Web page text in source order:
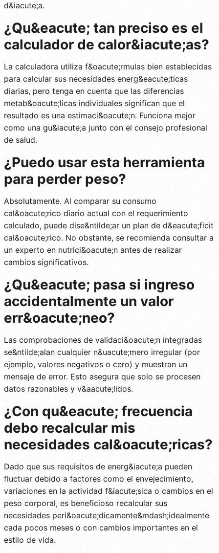
d&iacute;a.
¿Qu&eacute; tan preciso es el
calculador de calor&iacute;as?
La calculadora utiliza f&oacute;rmulas bien establecidas
para calcular sus necesidades energ&eacute;ticas
diarias, pero tenga en cuenta que las diferencias
metab&oacute;licas individuales significan que el
resultado es una estimaci&oacute;n. Funciona mejor
como una gu&iacute;a junto con el consejo profesional
de salud.
¿Puedo usar esta herramienta
para perder peso?
Absolutamente. Al comparar su consumo
cal&oacute;rico diario actual con el requerimiento
calculado, puede dise&ntilde;ar un plan de d&eacute;ficit
cal&oacute;rico. No obstante, se recomienda consultar a
un experto en nutrici&oacute;n antes de realizar
cambios significativos.
¿Qu&eacute; pasa si ingreso
accidentalmente un valor
err&oacute;neo?
Las comprobaciones de validaci&oacute;n integradas
se&ntilde;alan cualquier n&uacute;mero irregular (por
ejemplo, valores negativos o cero) y muestran un
mensaje de error. Esto asegura que solo se procesen
datos razonables y v&aacute;lidos.
¿Con qu&eacute; frecuencia
debo recalcular mis
necesidades cal&oacute;ricas?
Dado que sus requisitos de energ&iacute;a pueden
fluctuar debido a factores como el envejecimiento,
variaciones en la actividad f&iacute;sica o cambios en el
peso corporal, es beneficioso recalcular sus
necesidades peri&oacute;dicamente&mdash;idealmente
cada pocos meses o con cambios importantes en el
estilo de vida.